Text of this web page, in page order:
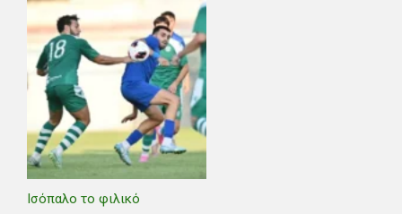
Ισόπαλο το φιλικό